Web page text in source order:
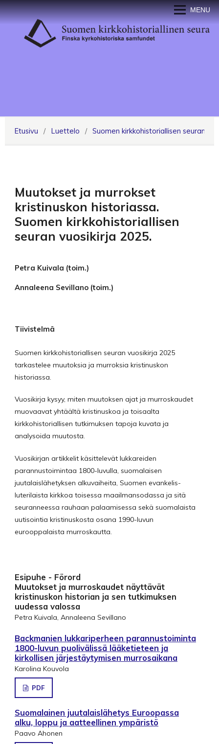
MENU
Etusivu / Luettelo / Suomen kirkkohistoriallisen seuran
Muutokset ja murrokset
kristinuskon historiassa.
Suomen kirkkohistoriallisen
seuran vuosikirja 2025.
Petra Kuivala (toim.)
Annaleena Sevillano (toim.)
Tiivistelmä
Suomen kirkkohistoriallisen seuran vuosikirja 2025
tarkastelee muutoksia ja murroksia kristinuskon
historiassa.
Vuosikirja kysyy, miten muutoksen ajat ja murroskaudet
muovaavat yhtäältä kristinuskoa ja toisaalta
kirkkohistoriallisen tutkimuksen tapoja kuvata ja
analysoida muutosta.
Vuosikirjan artikkelit käsittelevät lukkareiden
parannustoimintaa 1800-luvulla, suomalaisen
juutalaislähetyksen alkuvaiheita, Suomen evankelis-
luterilaista kirkkoa toisessa maailmansodassa ja sitä
seuranneessa rauhaan palaamisessa sekä suomalaista
uutisointia kristinuskosta osana 1990-luvun
eurooppalaista murroskautta.
Esipuhe - Förord
Muutokset ja murroskaudet näyttävät
kristinuskon historian ja sen tutkimuksen
uudessa valossa
Petra Kuivala, Annaleena Sevillano
Backmanien lukkariperheen parannustoiminta
1800-luvun puolivälissä lääketieteen ja
kirkollisen järjestäytymisen murrosaikana
Karolina Kouvola
PDF
Suomalainen juutalaislähetys Euroopassa
alku, loppu ja aatteellinen ympäristö
Paavo Ahonen